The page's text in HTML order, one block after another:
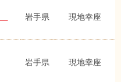
岩手県 現地幸座
岩手県 現地幸座